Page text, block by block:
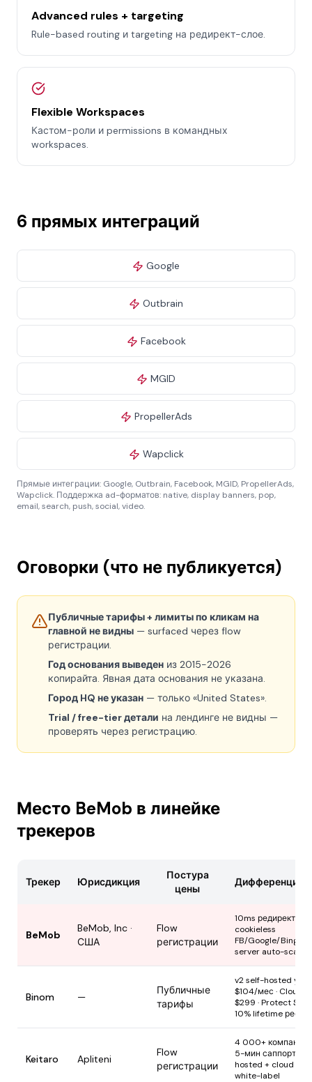
Advanced rules + targeting
Rule-based routing и targeting на редирект-слое.
Flexible Workspaces
Кастом-роли и permissions в командных
workspaces.
6 прямых интеграций
Google
Outbrain
Facebook
MGID
PropellerAds
Wapclick
Прямые интеграции: Google, Outbrain, Facebook, MGID, PropellerAds,
Wapclick. Поддержка ad-форматов: native, display banners, pop,
email, search, push, social, video.
Оговорки (что не публикуется)
Публичные тарифы + лимиты по кликам на
главной не видны — surfaced через flow
регистрации.
Год основания выведен из 2015-2026
копирайта. Явная дата основания не указана.
Город HQ не указан — только «United States».
Trial / free-tier детали на лендинге не видны —
проверять через регистрацию.
Место BeMob в линейке
трекеров
Трекер Юрисдикция
Постура
цены
BeMob
BeMob, Inc ·
США
Flow
регистрации
10ms редиректы ·
cookieless
FB/Google/Bing ·
server auto-scaling
Binom —
Публичные
тарифы
v2 self-hosted
$104/мес · Cloud
$299 · Protect $69 ·
10% lifetime
Keitaro Apliteni
Flow
регистрации
4 000+ компаний ·
5-мин саппорт ·
hosted + cloud ·
white-label